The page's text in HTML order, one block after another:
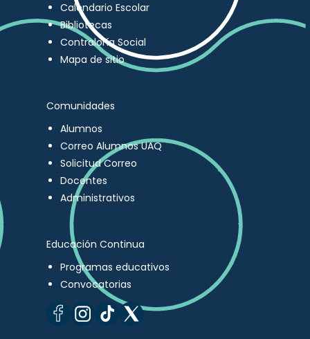
Calendario Escolar
Bibliotecas
Contraloría Social
Mapa de sitio
Comunidades
Alumnos
Correo Alumnos UAQ
Solicitud Correo
Docentes
Administrativos
Educación Continua
Programas educativos
Convocatorias